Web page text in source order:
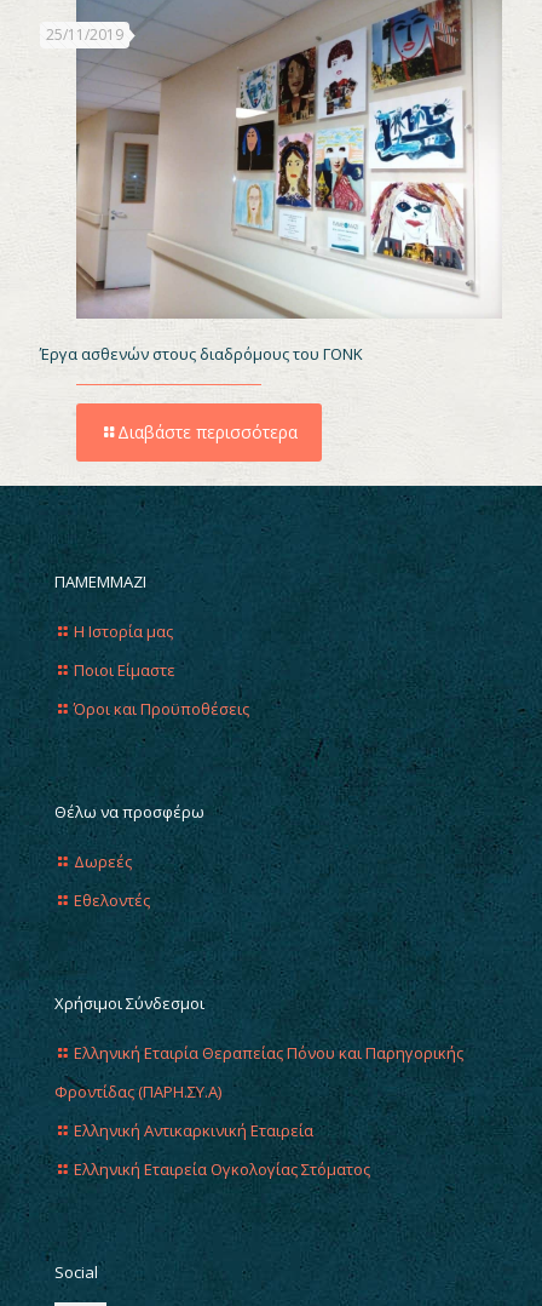
25/11/2019
Έργα ασθενών στους διαδρόμους του ΓΟΝΚ
Διαβάστε περισσότερα
ΠΑΜΕΜΜΑΖΙ
Η Ιστορία μας
Ποιοι Είμαστε
Όροι και Προϋποθέσεις
Θέλω να προσφέρω
Δωρεές
Εθελοντές
Χρήσιμοι Σύνδεσμοι
Ελληνική Εταιρία Θεραπείας Πόνου και Παρηγορικής
Φροντίδας (ΠΑΡΗ.ΣΥ.Α)
Ελληνική Αντικαρκινική Εταιρεία
Ελληνική Εταιρεία Ογκολογίας Στόματος
Social